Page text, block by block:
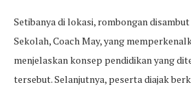
Setibanya di lokasi, rombongan
Sekolah, Coach May, yang
menjelaskan konsep pendidikan yang
tersebut. Selanjutnya, peserta diajak